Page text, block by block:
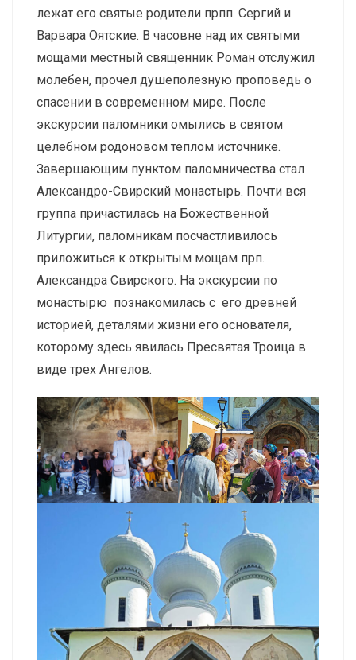
лежат его святые родители прпп. Сергий и
Варвара Оятские. В часовне над их святыми
мощами местный священник Роман отслужил
молебен, прочел душеполезную проповедь о
спасении в современном мире. После
экскурсии паломники омылись в святом
целебном родоновом теплом источнике.
Завершающим пунктом паломничества стал
Александро-Свирский монастырь. Почти вся
группа причастилась на Божественной
Литургии, паломникам посчастливилось
приложиться к открытым мощам прп.
Александра Свирского. На экскурсии по
монастырю познакомилась с его древней
историей, деталями жизни его основателя,
которому здесь явилась Пресвятая Троица в
виде трех Ангелов.